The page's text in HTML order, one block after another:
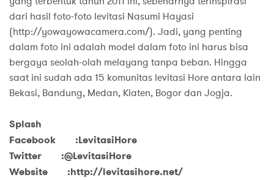
dari hasil foto-foto levitasi Nasumi Hayasi
(http://yowayowacamera.com/). Jadi, yang penting
dalam foto ini adalah model dalam foto ini harus bisa
bergaya seolah-olah melayang tanpa beban. Hingga
saat ini sudah ada 15 komunitas levitasi Hore antara lain
Bekasi, Bandung, Medan, Klaten, Bogor dan Jogja.
Splash
Facebook :LevitasiHore
Twitter :@LevitasiHore
Website :http://levitasihore.net/